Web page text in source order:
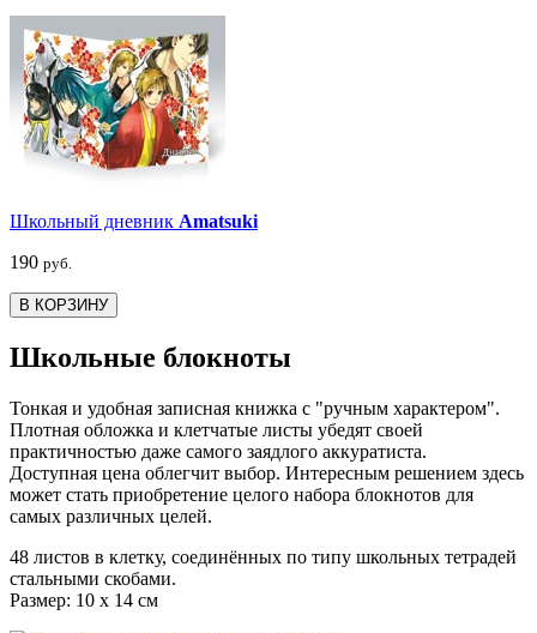
Школьный дневник Amatsuki
190 руб.
В КОРЗИНУ
Школьные блокноты
Тонкая и удобная записная книжка с "ручным характером".
Плотная обложка и клетчатые листы убедят своей
практичностью даже самого заядлого аккуратиста.
Доступная цена облегчит выбор. Интересным решением здесь
может стать приобретение целого набора блокнотов для
самых различных целей.
48 листов в клетку, соединённых по типу школьных тетрадей
стальными скобами.
Размер: 10 x 14 см